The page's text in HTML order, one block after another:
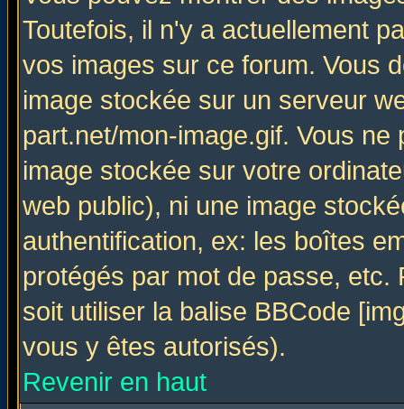
Toutefois, il n'y a actuellement
vos images sur ce forum. Vous
image stockée sur un serveur
part.net/mon-image.gif. Vous
image stockée sur votre
web public), ni une image
authentification, ex: les boîtes
protégés par mot de passe,
soit utiliser la balise BBCode
vous y êtes autorisés).
Revenir en haut